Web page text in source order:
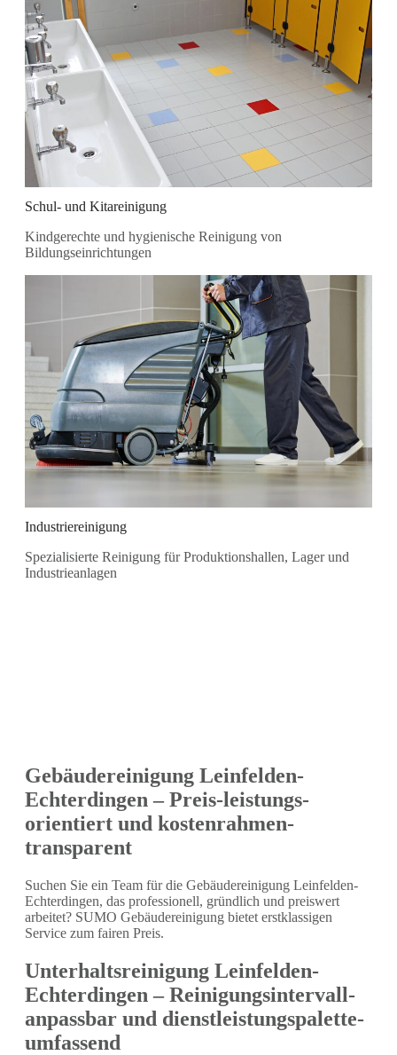
Schul- und Kitareinigung
Kindgerechte und hygienische Reinigung von
Bildungseinrichtungen
Industriereinigung
Spezialisierte Reinigung für Produktionshallen, Lager und
Industrieanlagen
Gebäudereinigung Leinfelden-
Echterdingen – Preis-leistungs-
orientiert und kostenrahmen-
transparent
Suchen Sie ein Team für die Gebäudereinigung Leinfelden-
Echterdingen, das professionell, gründlich und preiswert
arbeitet? SUMO Gebäudereinigung bietet erstklassigen
Service zum fairen Preis.
Unterhaltsreinigung Leinfelden-
Echterdingen – Reinigungsintervall-
anpassbar und dienstleistungspalette-
umfassend